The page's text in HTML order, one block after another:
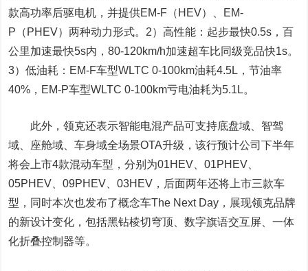
款高功率后驱电机，并提供EM-F（HEV）、EM-
P（PHEV）两种动力形式。2）高性能：起步最快0.5s，百
公里加速最快5s内，80-120km/h加速超车比同级竞品快1s。
3）低油耗：EM-F车型WLTC 0-100km油耗4.5L，节油率
40%，EM-P车型WLTC 0-100km亏电油耗为5.1L。
此外，领克还表示智能电混产品可支持底盘域、智驾
域、座舱域、车身域全场景OTA升级，该行预计公司下半年
将会上市4款混动车型，分别为01HEV、01PHEV、
05PHEV、09PHEV、03HEV，后面两年还将上市三款车
型，同时本次也发布了概念车The Next Day，展现领克品牌
的新设计变化，包括黑钻棱切穹顶、数字旗语交互屏、一体
化折叠控制器等。